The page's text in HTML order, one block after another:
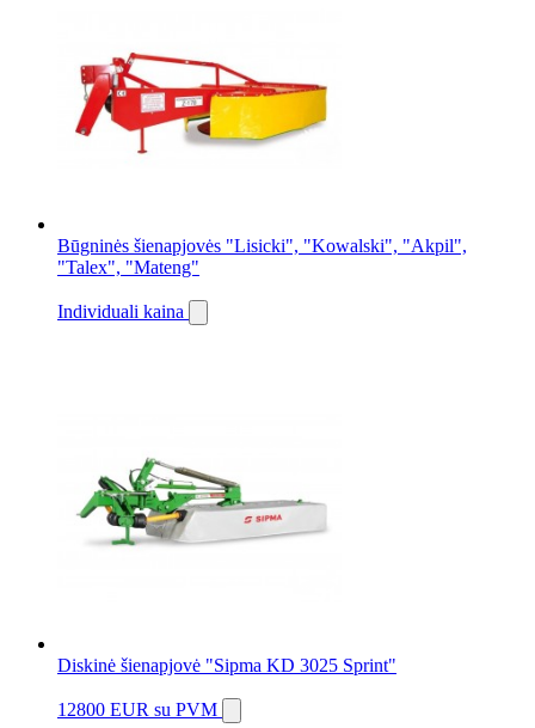
Būgninės šienapjovės "Lisicki", "Kowalski", "Akpil",
"Talex", "Mateng"
Individuali kaina
Diskinė šienapjovė "Sipma KD 3025 Sprint"
12800 EUR su PVM